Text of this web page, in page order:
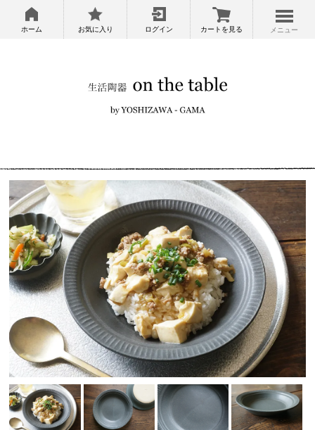
ホーム お気に入り ログイン カートを見る メニュー